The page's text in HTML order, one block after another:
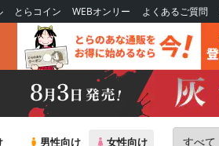
とらコイン WEBオンリー よくあるご質問
男性向け 女性向け